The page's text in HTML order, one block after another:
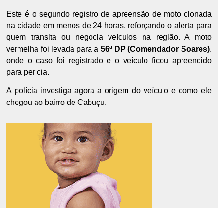
Este é o segundo registro de apreensão de moto clonada
na cidade em menos de 24 horas, reforçando o alerta para
quem transita ou negocia veículos na região. A moto
vermelha foi levada para a 56ª DP (Comendador Soares),
onde o caso foi registrado e o veículo ficou apreendido
para perícia.
A polícia investiga agora a origem do veículo e como ele
chegou ao bairro de Cabuçu.